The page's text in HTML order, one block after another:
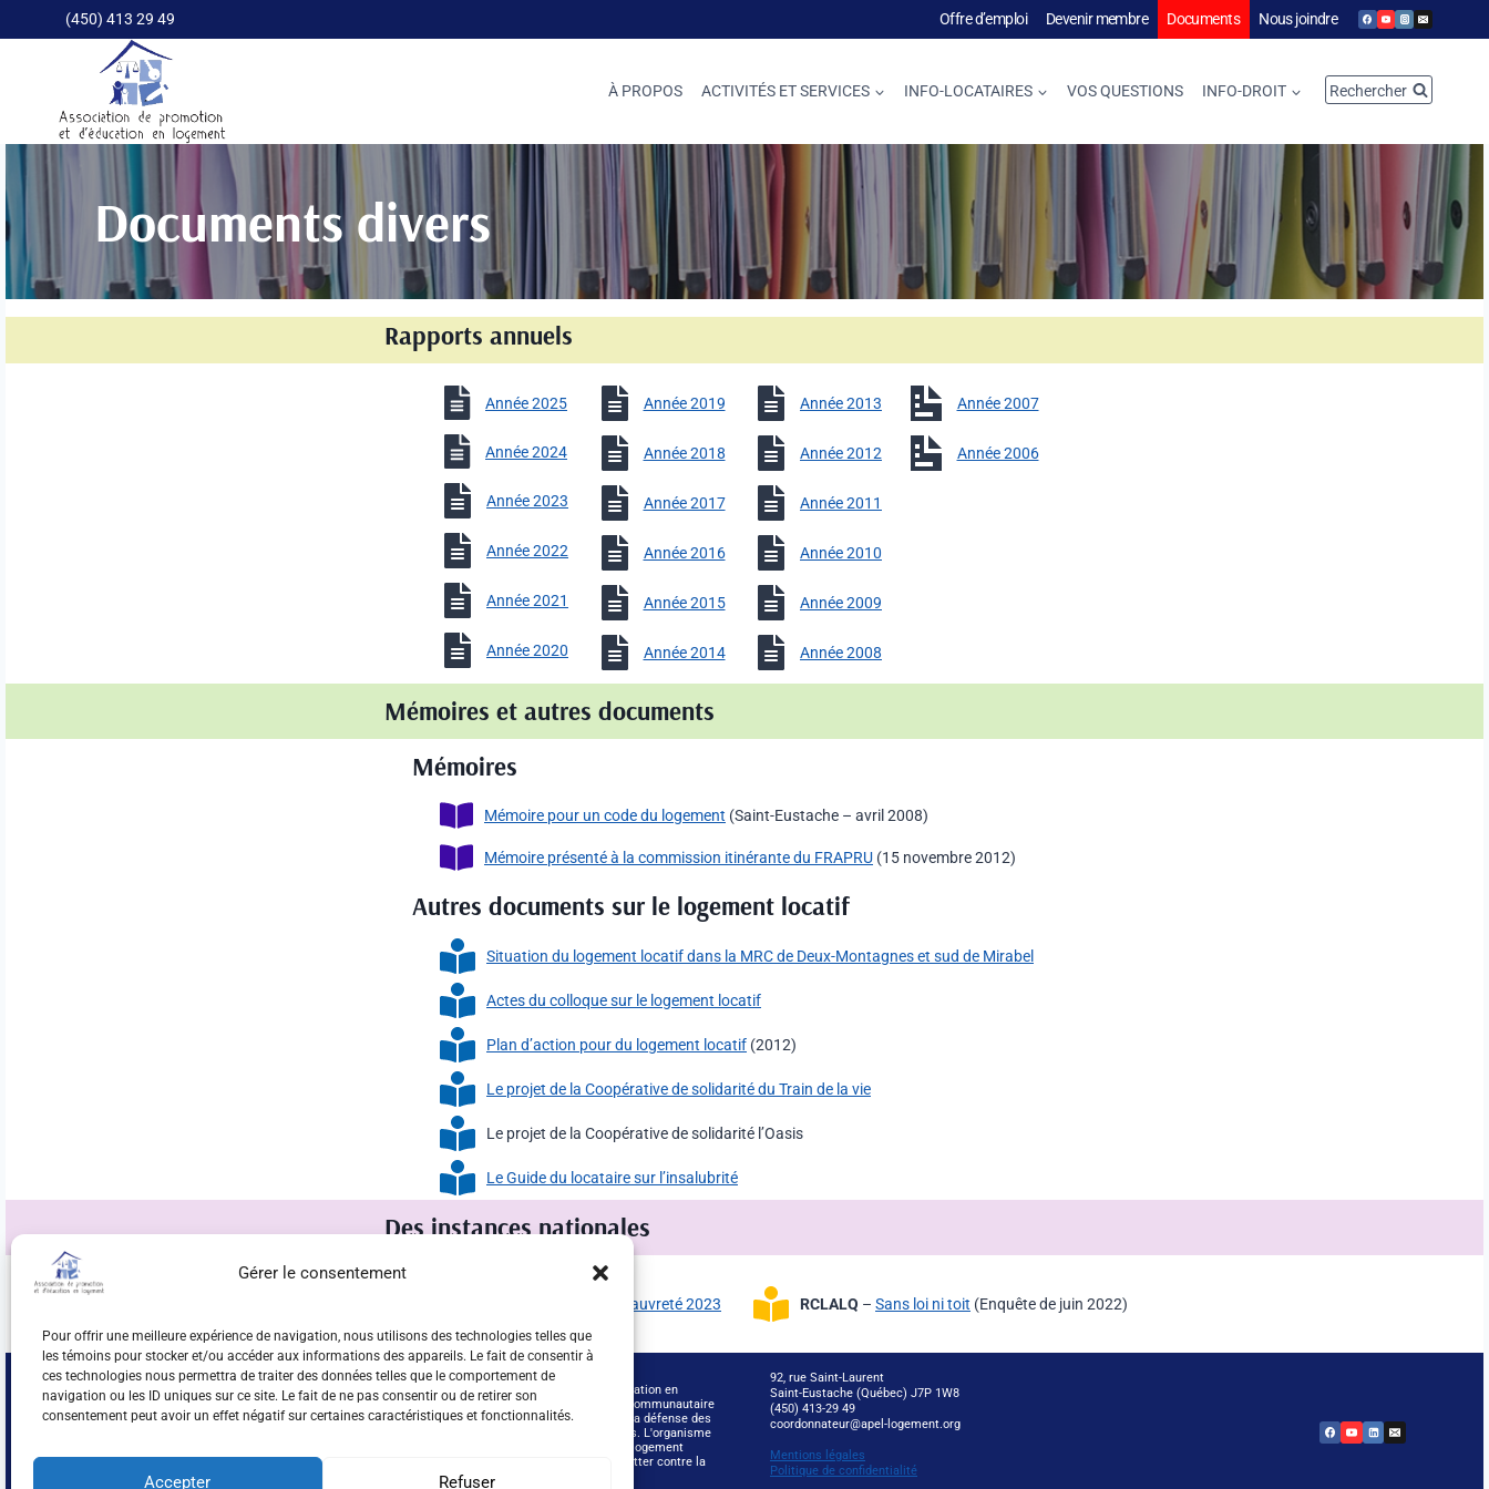
Gérer le consentement
Pour offrir une meilleure expérience de navigation, nous utilisons des technologies telles que
les témoins pour stocker et/ou accéder aux informations des appareils. Le fait de consentir à
ces technologies nous permettra de traiter des données telles que le comportement de
navigation ou les ID uniques sur ce site. Le fait de ne pas consentir ou de retirer son
consentement peut avoir un effet négatif sur certaines caractéristiques et fonctionnalités.
Accepter Refuser
(450) 413 29 49 Offre d’emploi Devenir membre Documents Nous joindre
À PROPOS ACTIVITÉS ET SERVICES INFO-LOCATAIRES VOS QUESTIONS INFO-DROIT Rechercher
Documents divers
Rapports annuels
Année 2025
Année 2024
Année 2023
Année 2022
Année 2021
Année 2020
Année 2019
Année 2018
Année 2017
Année 2016
Année 2015
Année 2014
Année 2013
Année 2012
Année 2011
Année 2010
Année 2009
Année 2008
Année 2007
Année 2006
Mémoires et autres documents
Mémoires
Mémoire pour un code du logement (Saint-Eustache – avril 2008)
Mémoire présenté à la commission itinérante du FRAPRU (15 novembre 2012)
Autres documents sur le logement locatif
Situation du logement locatif dans la MRC de Deux-Montagnes et sud de Mirabel
Actes du colloque sur le logement locatif
Plan d’action pour du logement locatif (2012)
Le projet de la Coopérative de solidarité du Train de la vie
Le projet de la Coopérative de solidarité l’Oasis
Le Guide du locataire sur l’insalubrité
Des instances nationales
Dossier noir, logement et pauvreté 2023 RCLALQ – Sans loi ni toit (Enquête de juin 2022)
Les informations données sur ce site le sont à titre
indicatif et ne constituent, d'aucune façon, des
opinions juridiques. Pour une opinion juridique,
consulter un avocat ou un notaire.
L'Association de promotion et d'éducation en
logement (APEL) est un organisme communautaire
autonome dédié à la promotion et à la défense des
droits des locataires des Laurentides. L'organisme
promeut aussi le développement du logement
communautaire comme moyen de lutter contre la
pauvreté.
92, rue Saint-Laurent
Saint-Eustache (Québec) J7P 1W8
(450) 413-29 49
coordonnateur@apel-logement.org
Mentions légales
Politique de confidentialité